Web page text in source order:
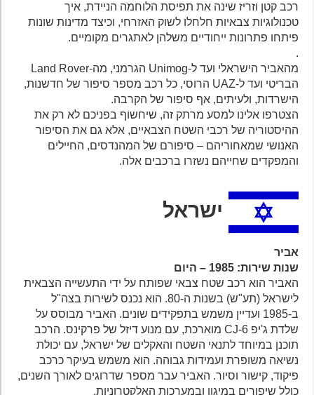
רכב קטן וזריז שינה את תפיסת הלוחמה הניידת, איך
טכנולוגיות צבאיות חלחלו לשוק האזרחי, וכיצד מדינות שונות
פיתחו פתרונות ייחודיים משלהן לאתגרים מקומיים.
מהאביר הישראלי ועד ל-Unimog הגרמני, מה-Land Rover
הבריטי ועד ל-UAZ הרוסי, כל רכב מספר סיפור של חדשנות,
הישרדות, ולעיתים, אף סיפור של הקרבה.
הצטרפו אלינו למסע מרתק זה, שיחשוף בפניכם לא רק את
ההיסטוריה של רכבי השטח הצבאיים, אלא גם את הסיפור
האנושי שמאחוריהם – סיפורם של המהנדסים, החיילים
והמפקדים שחייהם נשזרו ברכבים אלה.
ישראל
אביר
שנות שירות: 1985 – היום
האביר הוא רכב שטח צבאי שפותח על ידי התעשייה הצבאית
לישראל (תע"ש) בשנות ה-80. הוא נכנס לשירות בצה"ל
ב-1985 ועדיין משמש בתפקידים שונים. האביר מבוסס על
שלדת ג'יפ CJ-6 מוארכת, עם מנוע דיזל של פרקינס. הרכב
תוכנן במיוחד לתנאי השטח והאקלים של ישראל, עם יכולת
נשיאה משופרת ועמידות גבוהה. הוא משמש בעיקר כרכב
פיקוד, קישור וסיור. האביר עבר מספר שדרוגים לאורך השנים,
כולל שיפורים במיגון ובמערכות האלקטרוניות.